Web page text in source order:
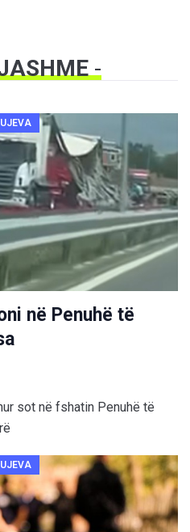
-
në Penuhë të
sot në fshatin Penuhë të